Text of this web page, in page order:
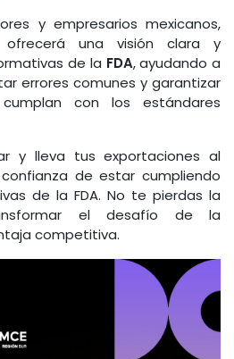
y empresarios mexicanos,
una visión clara y
de la FDA, ayudando a
errores comunes y garantizar
con los estándares
y lleva tus exportaciones al
de estar cumpliendo
de la FDA. No te pierdas la
el desafío de la
competitiva.